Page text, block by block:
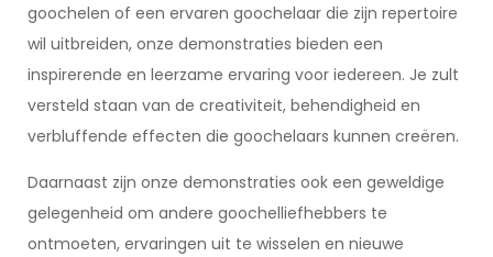
goochelen of een ervaren goochelaar die zijn repertoire
wil uitbreiden, onze demonstraties bieden een
inspirerende en leerzame ervaring voor iedereen. Je zult
versteld staan van de creativiteit, behendigheid en
verbluffende effecten die goochelaars kunnen creëren.
Daarnaast zijn onze demonstraties ook een geweldige
gelegenheid om andere goochelliefhebbers te
ontmoeten, ervaringen uit te wisselen en nieuwe